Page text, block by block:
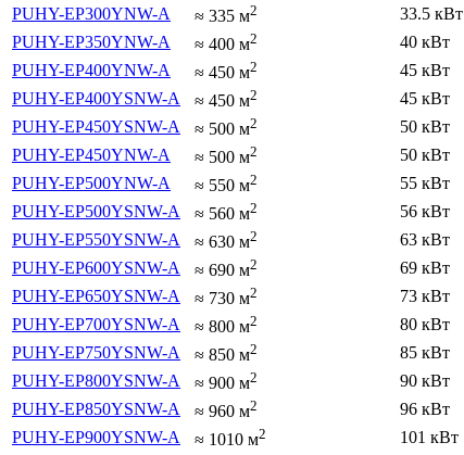
PUHY-EP300YNW-A
≈ 335 м2 33.5 кВт
PUHY-EP350YNW-A
≈ 400 м2 40 кВт
PUHY-EP400YNW-A
≈ 450 м2 45 кВт
PUHY-EP400YSNW-A
≈ 450 м2 45 кВт
PUHY-EP450YSNW-A
≈ 500 м2 50 кВт
PUHY-EP450YNW-A
≈ 500 м2 50 кВт
PUHY-EP500YNW-A
≈ 550 м2 55 кВт
PUHY-EP500YSNW-A
≈ 560 м2 56 кВт
PUHY-EP550YSNW-A
≈ 630 м2 63 кВт
PUHY-EP600YSNW-A
≈ 690 м2 69 кВт
PUHY-EP650YSNW-A
≈ 730 м2 73 кВт
PUHY-EP700YSNW-A
≈ 800 м2 80 кВт
PUHY-EP750YSNW-A
≈ 850 м2 85 кВт
PUHY-EP800YSNW-A
≈ 900 м2 90 кВт
PUHY-EP850YSNW-A
≈ 960 м2 96 кВт
PUHY-EP900YSNW-A
≈ 1010 м2 101 кВт